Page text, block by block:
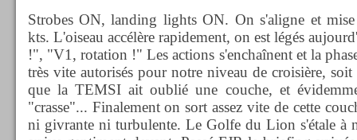
Strobes ON, landing lights ON. On s'aligne et
kts. L'oiseau accélère rapidement, on est légés
!", "V1, rotation !" Les actions s'enchaînent et la
très vite autorisés pour notre niveau de croisière,
que la TEMSI ait oublié une couche, et
"crasse"... Finalement on sort assez vite de cette
ni givrante ni turbulente. Le Golfe du Lion s'étale à